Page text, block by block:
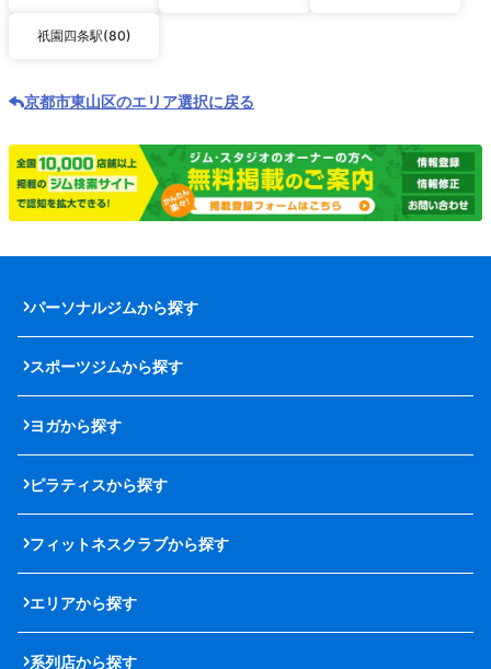
祇園四条駅(80)
京都市東山区のエリア選択に戻る
パーソナルジムから探す
スポーツジムから探す
ヨガから探す
ピラティスから探す
フィットネスクラブから探す
エリアから探す
系列店から探す